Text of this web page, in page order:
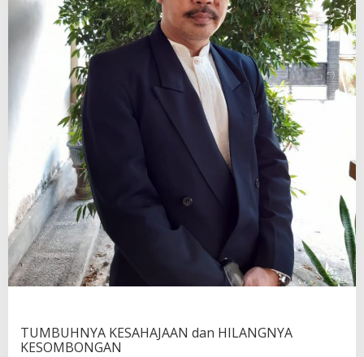
(
6
)
TUMBUHNYA KESAHAJAAN dan HILANGNYA
KESOMBONGAN